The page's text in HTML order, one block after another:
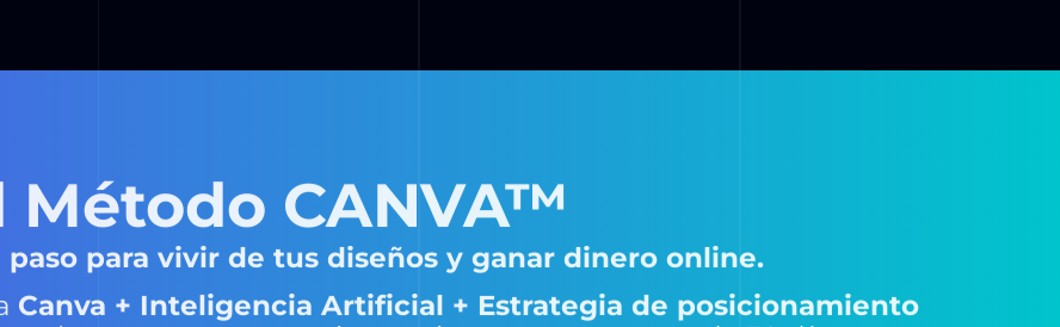
paso para vivir de tus diseños y ganar dinero online.